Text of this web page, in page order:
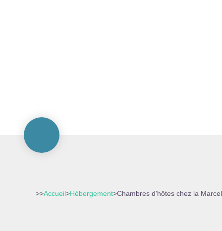
>>Accueil>Hébergement>Chambres d'hôtes chez la